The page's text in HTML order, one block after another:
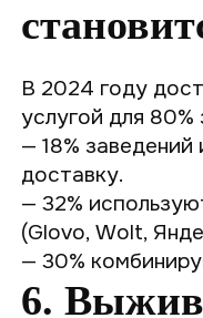
В 2024 году
услугой для 80%
— 18%
доставку.
— 32%
(Glovo, Wolt,
— 30%
6.